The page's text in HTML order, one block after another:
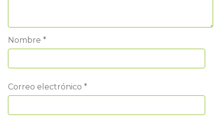
Nombre *
Correo electrónico *